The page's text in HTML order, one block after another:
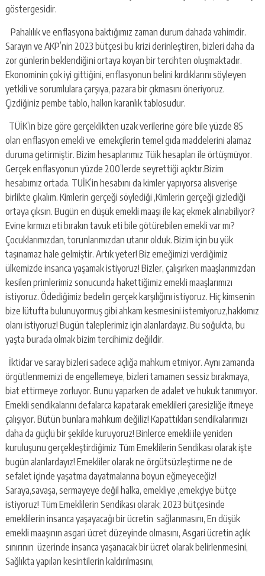
göstergesidir.
Pahalılık ve enflasyona baktığımız zaman durum dahada vahimdir.
Sarayın ve AKP’nin 2023 bütçesi bu krizi derinleştiren, bizleri daha da
zor günlerin beklendiğini ortaya koyan bir tercihten oluşmaktadır.
Ekonominin çok iyi gittiğini, enflasyonun belini kırdıklarını söyleyen
yetkili ve sorumlulara çarşıya, pazara bir çıkmasını öneriyoruz.
Çizdiğiniz pembe tablo, halkın karanlık tablosudur.
TÜİK’in bize göre gerçeklikten uzak verilerine göre bile yüzde 85
olan enflasyon emekli ve emekçilerin temel gıda maddelerini alamaz
duruma getirmiştir. Bizim hesaplarımız Tüik hesapları ile örtüşmüyor.
Gerçek enflasyonun yüzde 200’lerde seyrettiği açıktır.Bizim
hesabımız ortada. TUİK’in hesabını da kimler yapıyorsa alısverişe
birlikte çıkalım. Kimlerin gerçeği söylediği ,Kimlerin gerçeği gizlediği
ortaya çıksın. Bugün en düşük emekli maaşı ile kaç ekmek alınabiliyor?
Evine kırmızı eti bırakın tavuk eti bile götürebilen emekli var mı?
Çocuklarımızdan, torunlarımızdan utanır olduk. Bizim için bu yük
taşınamaz hale gelmiştir. Artık yeter! Biz emeğimizi verdiğimiz
ülkemizde insanca yaşamak istiyoruz! Bizler, çalışırken maaşlarımızdan
kesilen primlerimiz sonucunda hakettiğimiz emekli maaşlarımızı
istiyoruz. Ödediğimiz bedelin gerçek karşılığını istiyoruz. Hiç kimsenin
bize lütufta bulunuyormuş gibi ahkam kesmesini istemiyoruz,hakkımız
olanı istiyoruz! Bugün taleplerimiz için alanlardayız. Bu soğukta, bu
yaşta burada olmak bizim tercihimiz değildir.
İktidar ve saray bizleri sadece açlığa mahkum etmiyor. Aynı zamanda
örgütlenmemizi de engellemeye, bizleri tamamen sessiz bırakmaya,
biat ettirmeye zorluyor. Bunu yaparken de adalet ve hukuk tanımıyor.
Emekli sendikalarını defalarca kapatarak emeklileri çaresizliğe itmeye
çalışıyor. Bütün bunlara mahkum değiliz! Kapattıkları sendikalarımızı
daha da güçlü bir şekilde kuruyoruz! Binlerce emekli ile yeniden
kuruluşunu gerçekleştirdiğimiz Tüm Emeklilerin Sendikası olarak işte
bugün alanlardayız! Emekliler olarak ne örgütsüzleştirme ne de
sefalet içinde yaşatma dayatmalarına boyun eğmeyeceğiz!
Saraya,savaşa, sermayeye değil halka, emekliye ,emekçiye bütçe
istiyoruz! Tüm Emeklilerin Sendikası olarak; 2023 bütçesinde
emeklilerin insanca yaşayacağı bir ücretin sağlanmasını, En düşük
emekli maaşının asgari ücret düzeyinde olmasını, Asgari ücretin açlık
sınırının üzerinde insanca yaşanacak bir ücret olarak belirlenmesini,
Sağlıkta yapılan kesintilerin kaldırılmasını,